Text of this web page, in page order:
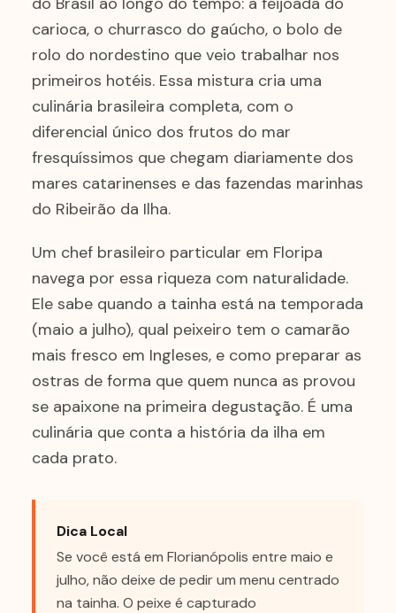
carioca, o churrasco do gaúcho, o bolo de
rolo do nordestino que veio trabalhar nos
primeiros hotéis. Essa mistura cria uma
culinária brasileira completa, com o
diferencial único dos frutos do mar
fresquíssimos que chegam diariamente dos
mares catarinenses e das fazendas marinhas
do Ribeirão da Ilha.
Um chef brasileiro particular em Floripa
navega por essa riqueza com naturalidade.
Ele sabe quando a tainha está na temporada
(maio a julho), qual peixeiro tem o camarão
mais fresco em Ingleses, e como preparar as
ostras de forma que quem nunca as provou
se apaixone na primeira degustação. É uma
culinária que conta a história da ilha em
cada prato.
Dica Local
Se você está em Florianópolis entre maio e
julho, não deixe de pedir um menu centrado
na tainha. O peixe é capturado